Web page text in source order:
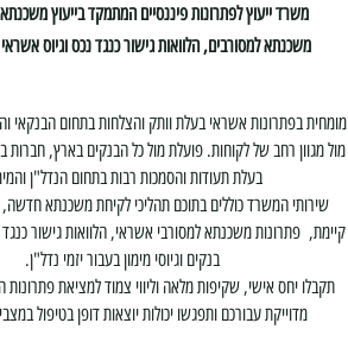
משרד ייעוץ לפתרונות פיננסיים המתמקד בייעוץ
משכנתא למסורבים, הלוואות גישור כנגד נכס וגיוס אשראי
מומחית בפתרונות אשראי בעלת וותק והצלחות בתחום הבנקאי
מול מגוון רחב של לקוחות. פועלת מול כל הבנקים בארץ, חברות
בעלת תעודות והסמכות רבות בתחום הנדל"ן
שירותי המשרד כוללים בתוכם תהליכי לקיחת משכנתא
קיימת, פתרונות משכנתא למסורבי אשראי, הלוואות גישור
בנקים וגיוסי מימון בעבור יזמי נדל"ן.
תקבלו יחס אישי, שקיפות מלאה וליווי צמוד למציאת
מדוייקת עבורכם ותפגשו יכולות יוצאות דופן בטיפול